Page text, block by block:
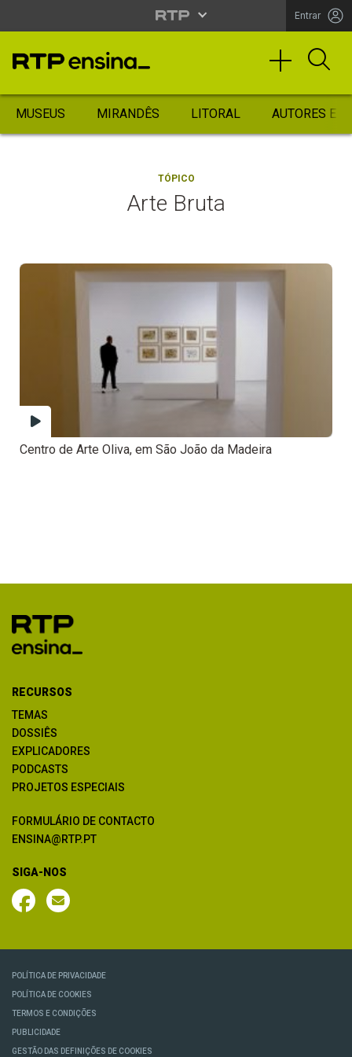
Entrar
MUSEUS MIRANDÊS LITORAL AUTORES
TÓPICO
Arte Bruta
Centro de Arte Oliva, em São João da Madeira
RECURSOS
TEMAS
DOSSIÊS
EXPLICADORES
PODCASTS
PROJETOS ESPECIAIS
FORMULÁRIO DE CONTACTO
ENSINA@RTP.PT
SIGA-NOS
POLÍTICA DE PRIVACIDADE
POLÍTICA DE COOKIES
TERMOS E CONDIÇÕES
PUBLICIDADE
GESTÃO DAS DEFINIÇÕES DE COOKIES